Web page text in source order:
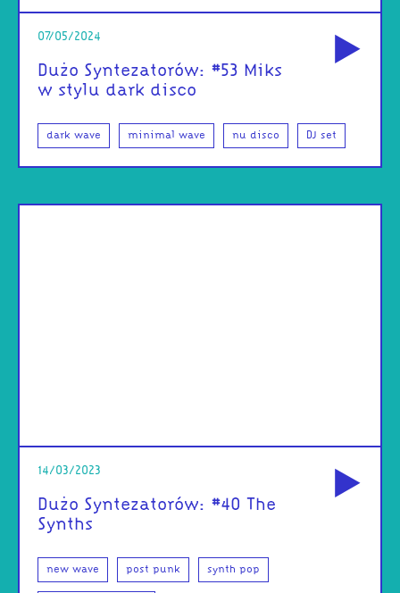
07/05/2024
Dużo Syntezatorów: #53 Miks
w stylu dark disco
dark wave minimal wave nu disco DJ set
14/03/2023
Dużo Syntezatorów: #40 The
Synths
new wave post punk synth pop